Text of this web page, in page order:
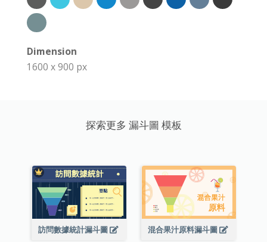
Dimension
1600 x 900 px
探索更多 漏斗圖 模板
訪問數據統計漏斗圖 混合果汁原料漏斗圖